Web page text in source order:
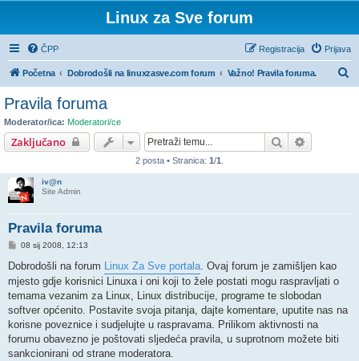
Linux za Sve forum
ČPP Prijava
Registracija
Početna Dobrodošli na linuxzasve.com forum Važno! Pravila foruma.
Pravila foruma
Moderator/ica: Moderatori/ce
Zaključano Pretražnik
2 posta • Stranica: 1/1
iv@n
Site Admin
Pravila foruma
P
s
08 sij 2008, 12:13
Dobrodošli na forum Linux Za Sve portala . Ovaj forum je zamišljen kao
mjesto gdje korisnici Linuxa i oni koji to žele postati mogu raspravljati o
temama vezanim za Linux, Linux distribucije, programe te slobodan
softver općenito. Postavite svoja pitanja, dajte komentare, uputite nas na
korisne poveznice i sudjelujte u raspravama. Prilikom aktivnosti na
forumu obavezno je poštovati sljedeća pravila, u suprotnom možete biti
sankcionirani od strane moderatora.